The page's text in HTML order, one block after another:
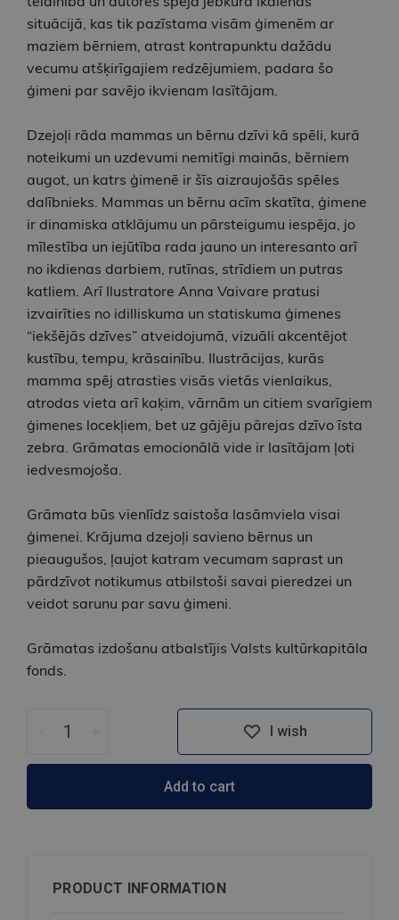
situācijā, kas tik pazīstama visām ģimenēm ar
maziem bērniem, atrast kontrapunktu dažādu
vecumu atšķirīgajiem redzējumiem, padara šo
ģimeni par savējo ikvienam lasītājam.
Dzejoļi rāda mammas un bērnu dzīvi kā spēli, kurā
noteikumi un uzdevumi nemitīgi mainās, bērniem
augot, un katrs ģimenē ir šīs aizraujošās spēles
dalībnieks. Mammas un bērnu acīm skatīta, ģimene
ir dinamiska atklājumu un pārsteigumu iespēja, jo
mīlestība un iejūtība rada jauno un interesanto arī
no ikdienas darbiem, rutīnas, strīdiem un putras
katliem. Arī Ilustratore Anna Vaivare pratusi
izvairīties no idilliskuma un statiskuma ģimenes
“iekšējās dzīves” atveidojumā, vizuāli akcentējot
kustību, tempu, krāsainību. Ilustrācijas, kurās
mamma spēj atrasties visās vietās vienlaikus,
atrodas vieta arī kaķim, vārnām un citiem svarīgiem
ģimenes locekļiem, bet uz gājēju pārejas dzīvo īsta
zebra. Grāmatas emocionālā vide ir lasītājam ļoti
iedvesmojoša.
Grāmata būs vienlīdz saistoša lasāmviela visai
ģimenei. Krājuma dzejoļi savieno bērnus un
pieaugušos, ļaujot katram vecumam saprast un
pārdzīvot notikumus atbilstoši savai pieredzei un
veidot sarunu par savu ģimeni.
Grāmatas izdošanu atbalstījis Valsts kultūrkapitāla
fonds.
I wish
Add to cart
PRODUCT INFORMATION